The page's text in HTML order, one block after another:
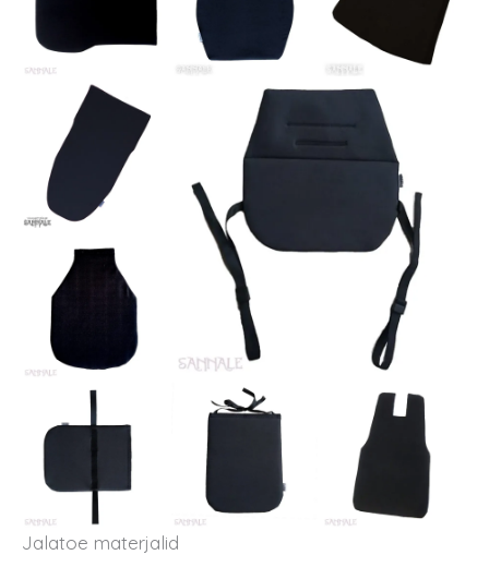
Jalatoe materjalid